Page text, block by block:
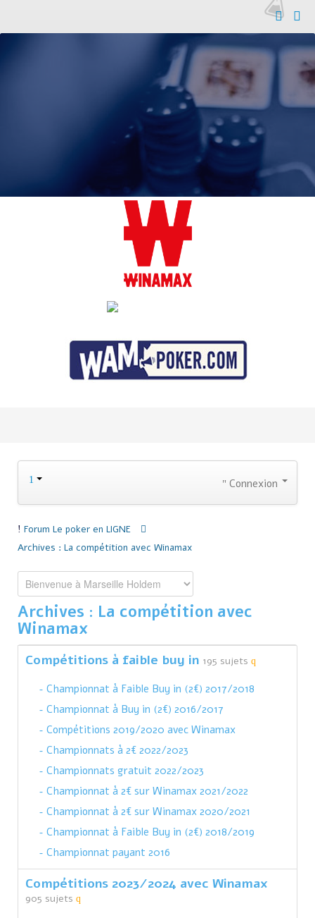
Connexion
Forum Le poker en LIGNE
Archives : La compétition avec Winamax
Archives : La compétition avec
Winamax
Compétitions à faible buy in 195 sujets
Championnat à Faible Buy in (2€) 2017/2018
Championnat à Buy in (2€) 2016/2017
Compétitions 2019/2020 avec Winamax
Championnats à 2€ 2022/2023
Championnats gratuit 2022/2023
Championnat à 2€ sur Winamax 2021/2022
Championnat à 2€ sur Winamax 2020/2021
Championnat à Faible Buy in (2€) 2018/2019
Championnat payant 2016
Compétitions 2023/2024 avec Winamax
905 sujets